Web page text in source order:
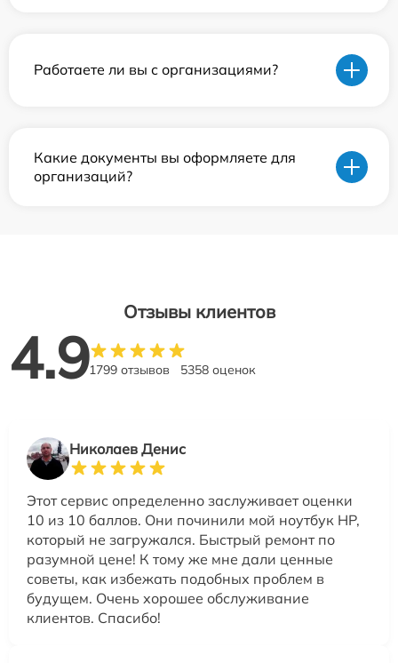
Работаете ли вы с организациями?
Какие документы вы оформляете для
организаций?
Отзывы клиентов
4.91799 отзывов 5358 оценок
Николаев Денис
Этот сервис определенно заслуживает оценки
10 из 10 баллов. Они починили мой ноутбук HP,
который не загружался. Быстрый ремонт по
разумной цене! К тому же мне дали ценные
советы, как избежать подобных проблем в
будущем. Очень хорошее обслуживание
клиентов. Спасибо!